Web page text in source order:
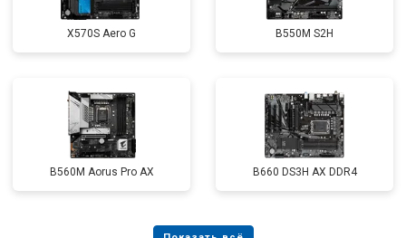
X570S Aero G B550M S2H
B560M Aorus Pro AX B660 DS3H AX DDR4